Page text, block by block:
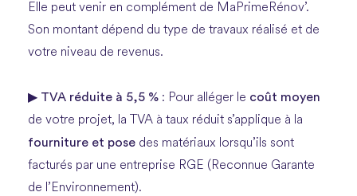
Elle peut venir en complément de MaPrimeRénov’.
Son montant dépend du type de travaux réalisé et de
votre niveau de revenus.
▶ TVA réduite à 5,5 % : Pour alléger le coût moyen
de votre projet, la TVA à taux réduit s’applique à la
fourniture et pose des matériaux lorsqu’ils sont
facturés par une entreprise RGE (Reconnue Garante
de l’Environnement).